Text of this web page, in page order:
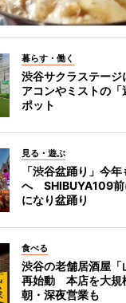
暮らす・働く
渋谷サクラステージ
アコンやミストの「
ポット
見る・遊ぶ
「渋谷盆踊り」今
へ SHIBUYA109前
になり盆踊り
食べる
渋谷の老舗居酒屋「
再始動 本店を大規
朝・深夜営業も